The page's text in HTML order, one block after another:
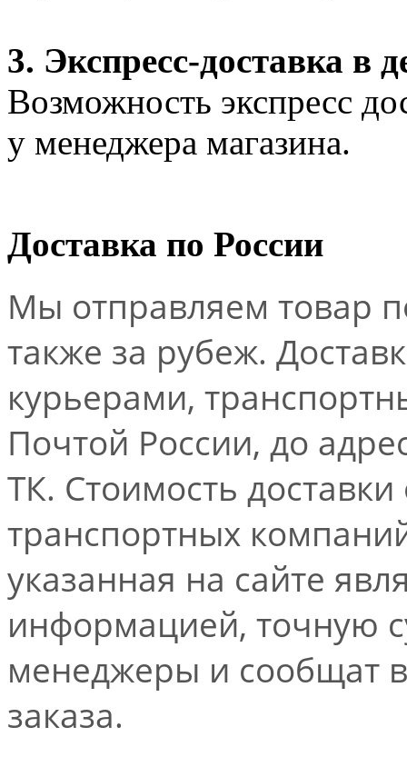
3. Экспресс-доставка в
Возможность экспресс
у менеджера магазина.
Доставка по России
Мы отправляем товар
также за рубеж.
курьерами,
Почтой России, до
ТК. Стоимость
транспортных
указанная на сайте
информацией, точную
менеджеры и сообщат
заказа.